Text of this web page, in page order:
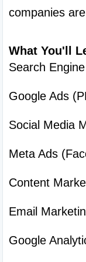
companies
What You'll
Search
Google Ads
Social Media
Meta Ads
Content
Email
Google